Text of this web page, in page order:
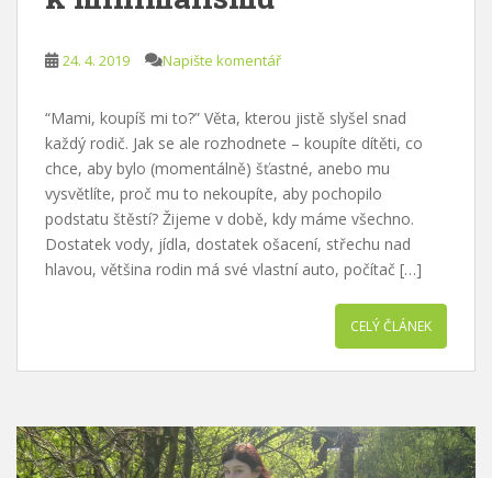
24. 4. 2019 Napište komentář
“Mami, koupíš mi to?” Věta, kterou jistě slyšel snad
každý rodič. Jak se ale rozhodnete – koupíte dítěti, co
chce, aby bylo (momentálně) šťastné, anebo mu
vysvětlíte, proč mu to nekoupíte, aby pochopilo
podstatu štěstí? Žijeme v době, kdy máme všechno.
Dostatek vody, jídla, dostatek ošacení, střechu nad
hlavou, většina rodin má své vlastní auto, počítač […]
CELÝ ČLÁNEK